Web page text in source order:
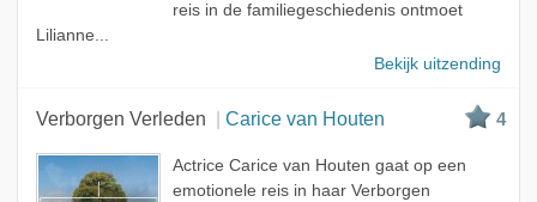
reis in de familiegeschiedenis ontmoet
Lilianne...
Bekijk uitzending
Verborgen Verleden Carice van Houten 4
Actrice Carice van Houten gaat op een
emotionele reis in haar Verborgen